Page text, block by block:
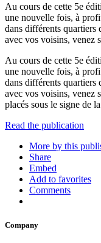
Au cours de cette 5e
une nouvelle fois, à
dans différents
avec vos voisins, venez
Au cours de cette 5e
une nouvelle fois, à
dans différents
avec vos voisins, venez
placés sous le signe de
Read the publication
More by this
Share
Embed
Add to favorites
Comments
Company